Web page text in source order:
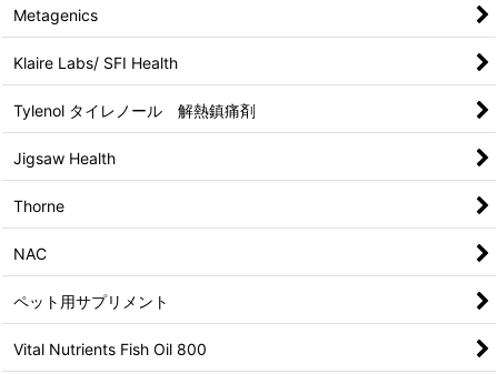
Metagenics
Klaire Labs/ SFI Health
Tylenol タイレノール 解熱鎮痛剤
Jigsaw Health
Thorne
NAC
ペット用サプリメント
Vital Nutrients Fish Oil 800